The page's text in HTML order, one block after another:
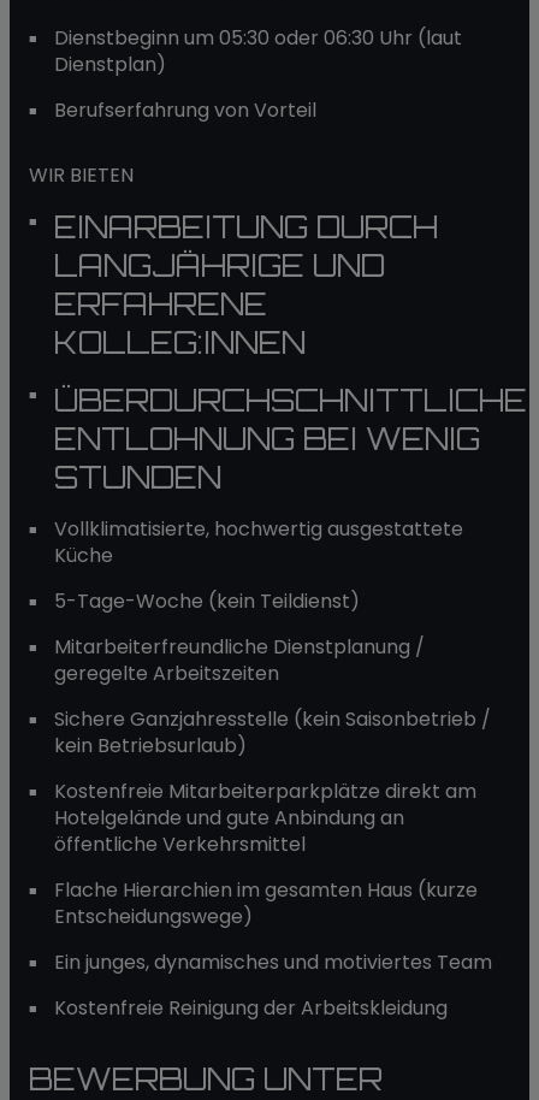
Dienstbeginn um 05:30 oder 06:30 Uhr (laut
Dienstplan)
Berufserfahrung von Vorteil
WIR BIETEN
EINARBEITUNG DURCH
LANGJÄHRIGE UND
ERFAHRENE
KOLLEG:INNEN
ÜBERDURCHSCHNITTLICHE
ENTLOHNUNG BEI WENIG
STUNDEN
Vollklimatisierte, hochwertig ausgestattete
Küche
5-Tage-Woche (kein Teildienst)
Mitarbeiterfreundliche Dienstplanung /
geregelte Arbeitszeiten
Sichere Ganzjahresstelle (kein Saisonbetrieb /
kein Betriebsurlaub)
Kostenfreie Mitarbeiterparkplätze direkt am
Hotelgelände und gute Anbindung an
öffentliche Verkehrsmittel
Flache Hierarchien im gesamten Haus (kurze
Entscheidungswege)
Ein junges, dynamisches und motiviertes Team
Kostenfreie Reinigung der Arbeitskleidung
BEWERBUNG UNTER